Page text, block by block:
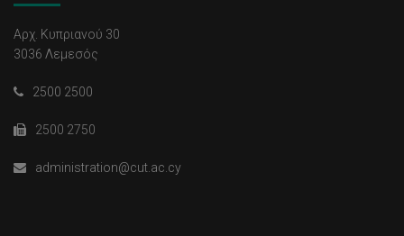
Αρχ. Κυπριανού 30
3036 Λεμεσός
2500 2500
2500 2750
administration@cut.ac.cy